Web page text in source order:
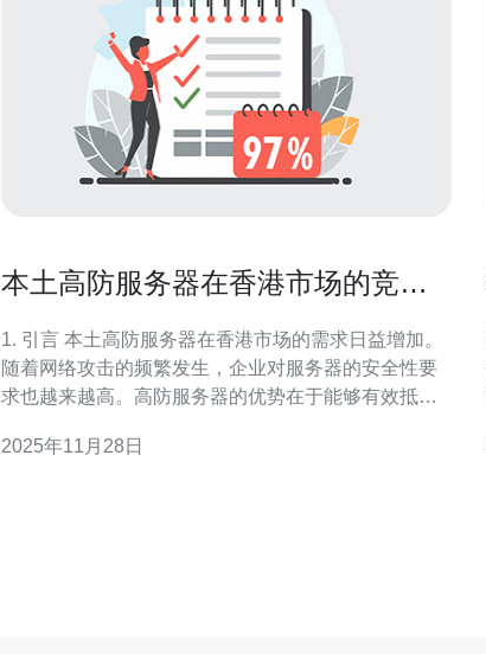
本土高防服务器在香港市场的竞争
1. 引言 本土高防服务器在香港市场的需求日益增加。
随着网络攻击的频繁发生，企业对服务器的安全性要
求也越来越高。高防服务器的优势在于能够有效抵御
全和业务稳定运行。 2. 本土高防服务器的定义 本土高
2025年11月28日